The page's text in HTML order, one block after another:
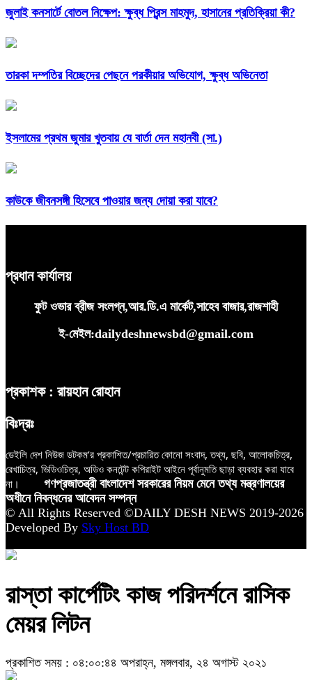
জুলাই কনসার্টে বোতল নিক্ষেপ: ক্ষুব্ধ প্রিন্স মাহমুদ, হাসানের প্রতিক্রিয়া কী?
তারকা দম্পতির বিচ্ছেদের পেছনে পরকীয়ার অভিযোগ, ক্ষুব্ধ অভিনেতা
ইসলামের প্রথম জুমার খুতবায় যে বার্তা দেন মহানবী (সা.)
কাউকে জীবনসঙ্গী হিসেবে পাওয়ার জন্য দোয়া করা যাবে?
প্রধান কার্যালয়
ফুট ওভার ব্রীজ সংলগ্ন,আর.ডি.এ মার্কেট,সাহেব বাজার,রাজশাহী
ই-মেইল:dailydeshnewsbd@gmail.com
প্রকাশক : রায়হান রোহান
বিঃদ্রঃ
ডেইলি দেশ নিউজ ডটকম’র প্রকাশিত/প্রচারিত কোনো সংবাদ, তথ্য, ছবি, আলোকচিত্র,
রেখাচিত্র, ভিডিওচিত্র, অডিও কনটেন্ট কপিরাইট আইনে পূর্বানুমতি ছাড়া ব্যবহার করা যাবে
না।
গণপ্রজাতন্ত্রী বাংলাদেশ সরকারের নিয়ম মেনে তথ্য মন্ত্রণালয়ের
অধীনে নিবন্ধনের আবেদন সম্পন্ন
© All Rights Reserved ©DAILY DESH NEWS 2019-2026
Developed By Sky Host BD
রাস্তা কার্পেটিং কাজ পরিদর্শনে রাসিক
মেয়র লিটন
প্রকাশিত সময় : ০৪:০০:৪৪ অপরাহ্ন, মঙ্গলবার, ২৪ অগাস্ট ২০২১